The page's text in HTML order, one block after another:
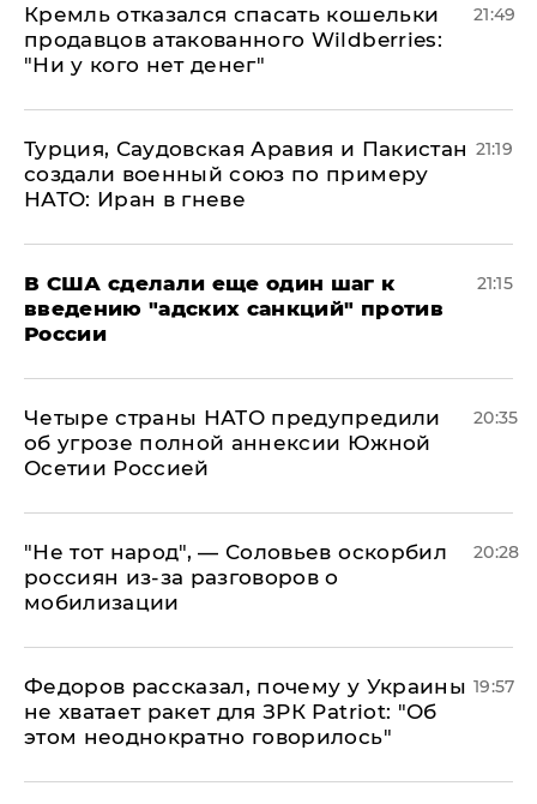
Кремль отказался спасать кошельки
продавцов атакованного Wildberries:
"Ни у кого нет денег"
21:49
Турция, Саудовская Аравия и Пакистан
создали военный союз по примеру
НАТО: Иран в гневе
21:19
В США сделали еще один шаг к
введению "адских санкций" против
России
21:15
Четыре страны НАТО предупредили
об угрозе полной аннексии Южной
Осетии Россией
20:35
​"Не тот народ", — Соловьев оскорбил
россиян из-за разговоров о
мобилизации
20:28
Федоров рассказал, почему у Украины
не хватает ракет для ЗРК Patriot: "Об
этом неоднократно говорилось"
19:57